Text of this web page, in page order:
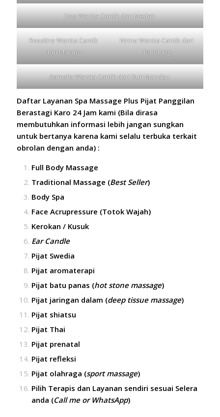
Esty Wanita Cantik dariMedan
Rosaline Wanita Cantik
dariMalang
Nirina Wanita Cantik dari
Bandung
Aamalia Wanita Cantik dariDuri Mandau
Daftar Layanan Spa Massage Plus Pijat Panggilan
Berastagi Karo 24 Jam kami (Bila dirasa
membutuhkan informasi lebih jangan sungkan
untuk bertanya karena kami selalu terbuka terkait
obrolan dengan anda) :
Full Body Massage
Traditional Massage (Best Seller)
Body Spa
Face Acrupressure (Totok Wajah)
Kerokan / Kusuk
Ear Candle
Pijat Swedia
Pijat aromaterapi
Pijat batu panas (hot stone massage)
Pijat jaringan dalam (deep tissue massage)
Pijat shiatsu
Pijat Thai
Pijat prenatal
Pijat refleksi
Pijat olahraga (sport massage)
Pilih Terapis dan Layanan sendiri sesuai Selera
anda (Call me or WhatsApp)